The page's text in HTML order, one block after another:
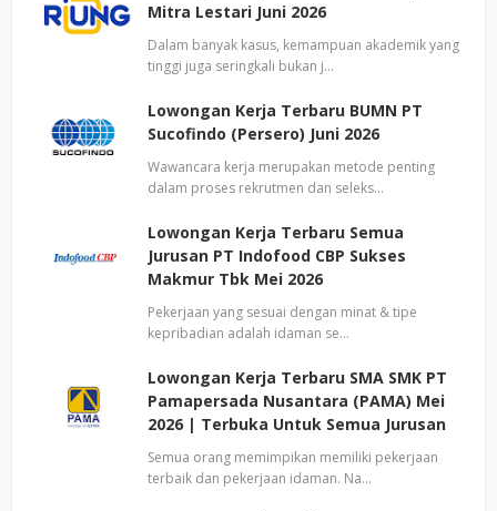
Mitra Lestari Juni 2026
Dalam banyak kasus, kemampuan akademik yang
tinggi juga seringkali bukan j…
Lowongan Kerja Terbaru BUMN PT
Sucofindo (Persero) Juni 2026
Wawancara kerja merupakan metode penting
dalam proses rekrutmen dan seleks…
Lowongan Kerja Terbaru Semua
Jurusan PT Indofood CBP Sukses
Makmur Tbk Mei 2026
Pekerjaan yang sesuai dengan minat & tipe
kepribadian adalah idaman se…
Lowongan Kerja Terbaru SMA SMK PT
Pamapersada Nusantara (PAMA) Mei
2026 | Terbuka Untuk Semua Jurusan
Semua orang memimpikan memiliki pekerjaan
terbaik dan pekerjaan idaman. Na…